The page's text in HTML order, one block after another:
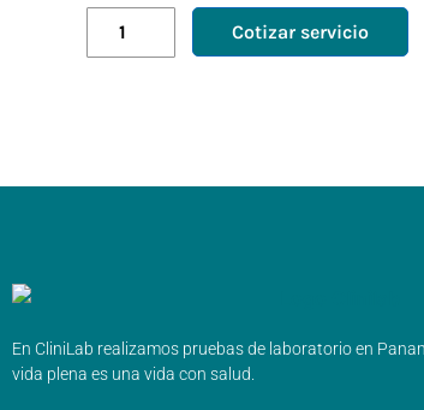
Cotizar servicio
En CliniLab realizamos pruebas de laboratorio en
vida plena es una vida con salud.